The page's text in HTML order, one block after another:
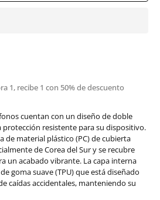
1, recibe 1 con 50% de descuento
cuentan con un diseño de doble
resistente para su dispositivo.
de material plástico (PC) de cubierta
de Corea del Sur y se recubre
un acabado vibrante. La capa interna
goma suave (TPU) que está diseñado
caídas accidentales, manteniendo su